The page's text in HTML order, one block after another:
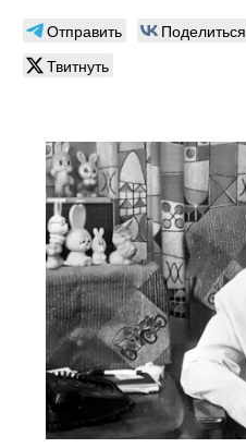
Отправить Поделиться
Твитнуть